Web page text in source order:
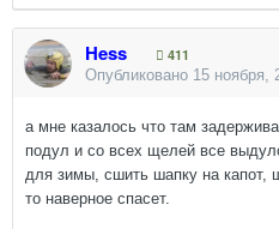
Hess
411
Опубликовано 15 ноября,
а мне казалось что там
подул и со всех щелей все
для зимы, сшить шапку на капот,
то наверное спасет.